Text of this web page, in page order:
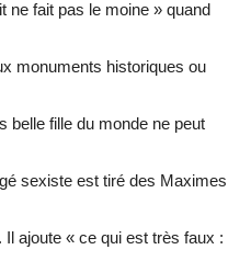
ne fait pas le moine » quand
monuments historiques ou
belle fille du monde ne peut
sexiste est tiré des Maximes
ajoute « ce qui est très faux :